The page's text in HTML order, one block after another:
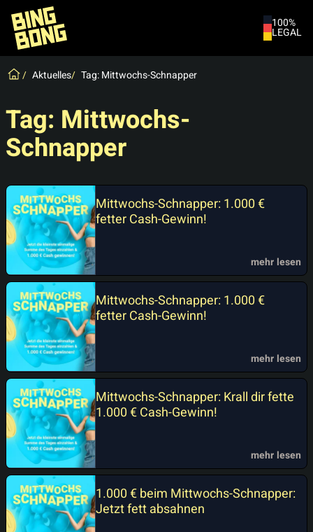
100%
LEGAL
Spiele
Neuigkeiten
Live-Chat
Mitgliedschaft kündigen
Aktuelles Tag: Mittwochs-Schnapper
Tag: Mittwochs-
Schnapper
Mittwochs-Schnapper: 1.000 €
fetter Cash-Gewinn!
mehr lesen
Mittwochs-Schnapper: 1.000 €
fetter Cash-Gewinn!
mehr lesen
Mittwochs-Schnapper: Krall dir fette
1.000 € Cash-Gewinn!
mehr lesen
1.000 € beim Mittwochs-Schnapper:
Jetzt fett absahnen